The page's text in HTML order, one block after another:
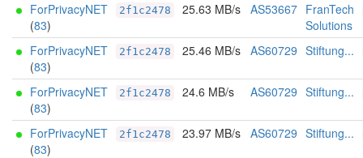
ForPrivacyNET
(83)
2f1c2478 25.63 MB/s AS53667 FranTech
Solutions
ForPrivacyNET
(83)
2f1c2478 25.46 MB/s AS60729 Stiftung...
ForPrivacyNET
(83)
2f1c2478 24.6 MB/s AS60729 Stiftung...
ForPrivacyNET
(83)
2f1c2478 23.97 MB/s AS60729 Stiftung...